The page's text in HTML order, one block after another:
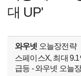
대 UP'
와우넷 오늘장전략
스페이스X, 최대
급등 - 와우넷 오늘